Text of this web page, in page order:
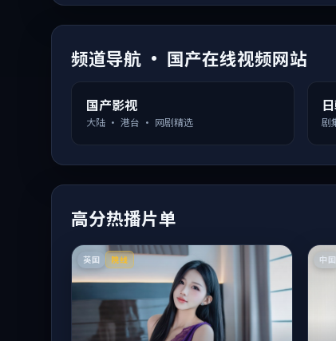
频道导航 · 国产在线视频网站
国产影视
大陆 · 港台 · 网剧精选 剧
高分热播片单
英国 院线 中国